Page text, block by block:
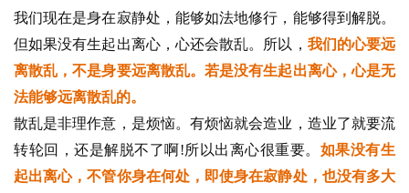
我们现在是身在寂静处，能够如法地修行，能够得到解脱。
但如果没有生起出离心，心还会散乱。所以， 我们的心要远
离散乱，不是身要远离散乱。若是没有生起出离心，心是无
法能够远离散乱的。
散乱是非理作意，是烦恼。有烦恼就会造业，造业了就要流
转轮回，还是解脱不了啊!所以出离心很重要。 如果没有生
起出离心，不管你身在何处，即使身在寂静处，也没有多大